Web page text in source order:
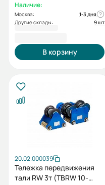
Наличие:
Москва:
1-3 дня
Другие склады:
9 шт
В корзину
20.02.000039
Тележка передвижения
тали RW 3т (TBRW 10-